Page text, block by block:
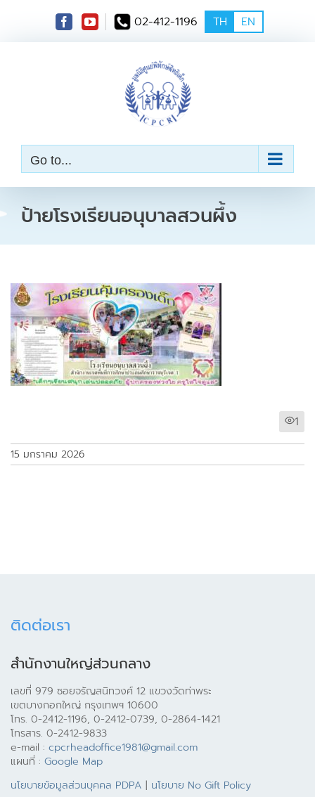
t
02-412-1196 TH EN
Go to...
ป้ายโรงเรียนอนุบาลสวนผึ้ง
1
15 มกราคม 2026
ติดต่อเรา
สำนักงานใหญ่ส่วนกลาง
เลขที่ 979 ซอยจรัญสนิทวงศ์ 12 แขวงวัดท่าพระ
เขตบางกอกใหญ่ กรุงเทพฯ 10600
โทร. 0-2412-1196, 0-2412-0739, 0-2864-1421
โทรสาร. 0-2412-9833
e-mail : cpcrheadoffice1981@gmail.com
แผนที่ : Google Map
นโยบายข้อมูลส่วนบุคคล PDPA | นโยบาย No Gift Policy